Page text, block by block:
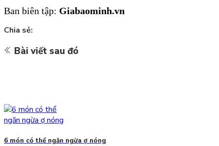
Ban biên tập: Giabaominh.vn
Chia sẻ:
Bài viết sau đó
6 món có thể ngăn ngừa ợ nóng